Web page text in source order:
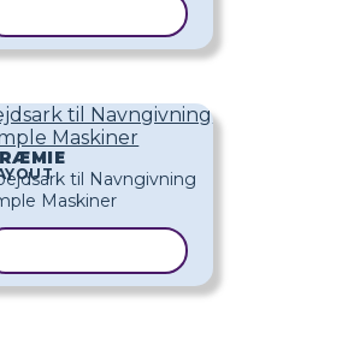
til Navngivning
Maskiner